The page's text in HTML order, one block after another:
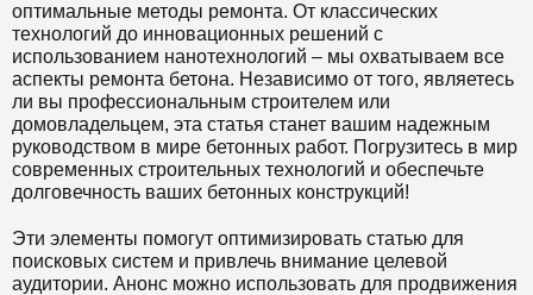
оптимальные методы ремонта. От классических
технологий до инновационных решений с
использованием нанотехнологий – мы охватываем все
аспекты ремонта бетона. Независимо от того, являетесь
ли вы профессиональным строителем или
домовладельцем, эта статья станет вашим надежным
руководством в мире бетонных работ. Погрузитесь в мир
современных строительных технологий и обеспечьте
долговечность ваших бетонных конструкций!
Эти элементы помогут оптимизировать статью для
поисковых систем и привлечь внимание целевой
аудитории. Анонс можно использовать для продвижения